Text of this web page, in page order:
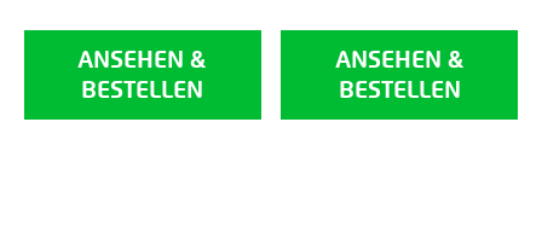
ANSEHEN &
BESTELLEN
ANSEHEN &
BESTELLEN